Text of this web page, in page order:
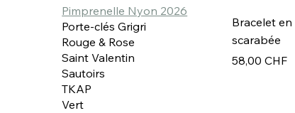
Pimprenelle Nyon 2026
Porte-clés Grigri
Rouge & Rose
Saint Valentin
Sautoirs
TKAP
Vert
Bracelet en
scarabée
Prix
58,00 CHF